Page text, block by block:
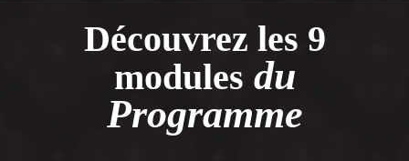
Découvrez les 9
modules du
Programme